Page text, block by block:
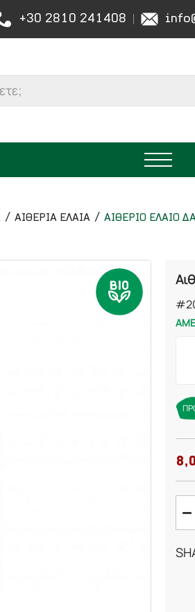
+30 2810 241408
ΑΙΘΕΡΙΑ ΕΛΑΙΑ ΑΙΘΕΡΙΟ ΕΛΑΙΟ